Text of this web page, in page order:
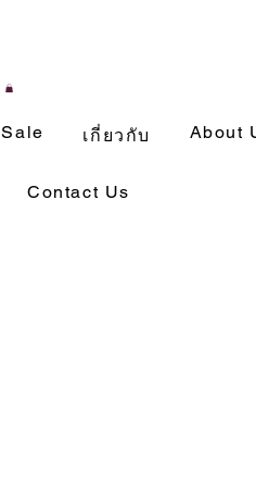
Sale เกี่ยวกับ About
Contact Us